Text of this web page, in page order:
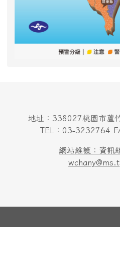
地址：338027桃園市蘆
TEL：03-3232764
網站維護：資訊